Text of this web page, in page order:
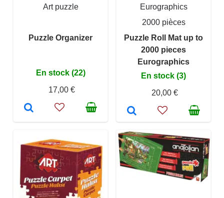
Art puzzle
Puzzle Organizer
En stock (22)
17,00 €
Eurographics
2000 pièces
Puzzle Roll Mat up to
2000 pieces
Eurographics
En stock (3)
20,00 €